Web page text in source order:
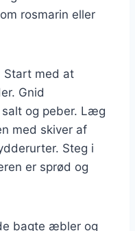
rosmarin eller
Start med at
Gnid
og peber. Læg
med skiver af
Steg i
er sprød og
bagte æbler og